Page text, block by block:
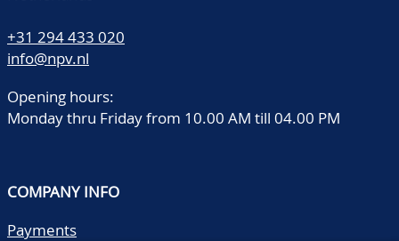
+31 294 433 020
info@npv.nl
Opening hours:
Monday thru Friday from 10.00 AM till 04.00 PM
COMPANY INFO
Payments